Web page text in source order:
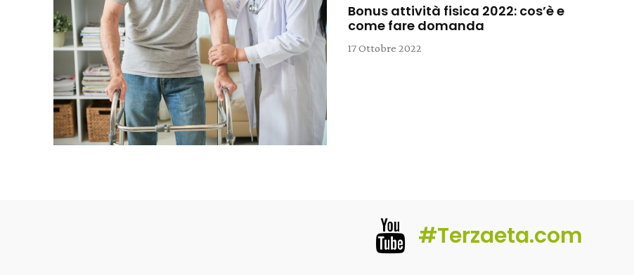
Bonus attività fisica 2022: cos’è e
come fare domanda
17 Ottobre 2022
#Terzaeta.com